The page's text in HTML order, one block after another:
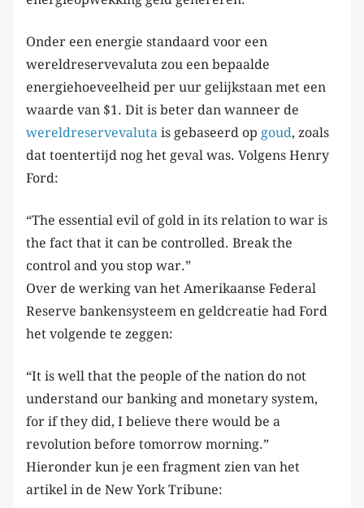
Onder een energie standaard voor een
wereldreservevaluta zou een bepaalde
energiehoeveelheid per uur gelijkstaan met een
waarde van $1. Dit is beter dan wanneer de
wereldreservevaluta is gebaseerd op goud, zoals
dat toentertijd nog het geval was. Volgens Henry
Ford:
“The essential evil of gold in its relation to war is
the fact that it can be controlled. Break the
control and you stop war.”
Over de werking van het Amerikaanse Federal
Reserve bankensysteem en geldcreatie had Ford
het volgende te zeggen:
“It is well that the people of the nation do not
understand our banking and monetary system,
for if they did, I believe there would be a
revolution before tomorrow morning.”
Hieronder kun je een fragment zien van het
artikel in de New York Tribune: